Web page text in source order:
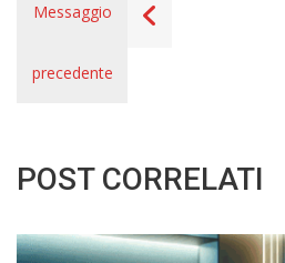
Messaggio
precedente
POST CORRELATI